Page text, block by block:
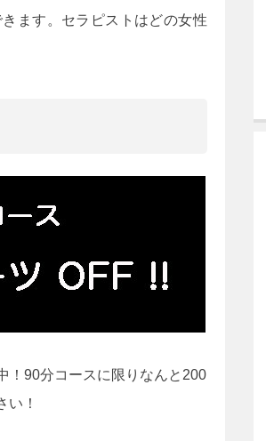
ます。セラピストはどの女性
！90分コースに限りなんと200
い！